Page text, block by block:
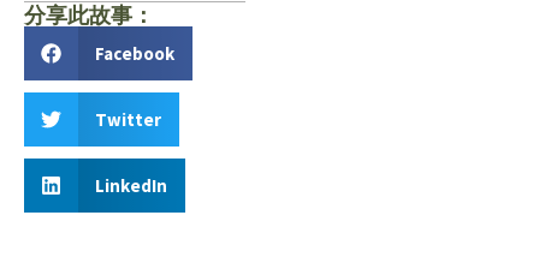
分享此故事：
Facebook
Twitter
LinkedIn